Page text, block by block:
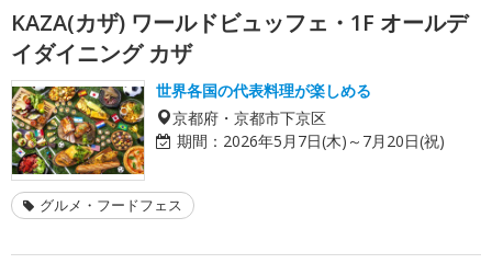
KAZA(カザ) ワールドビュッフェ・1F オールデ
イダイニング カザ
世界各国の代表料理が楽しめる
京都府・京都市下京区
期間： 2026年5月7日(木)～7月20日(祝)
グルメ・フードフェス